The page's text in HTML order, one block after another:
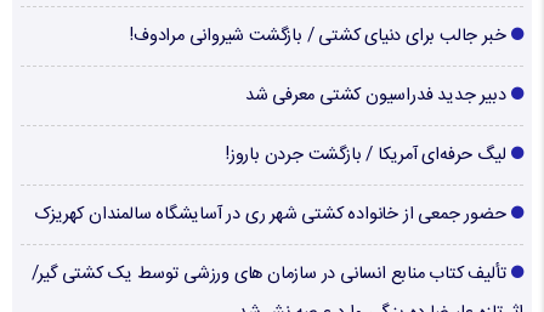
خبر جالب برای دنیای کشتی / بازگشت شیروانی مرادوف!
دبیر جدید فدراسیون کشتی معرفی شد
لیگ حرفه‌ای آمریکا / بازگشت جردن باروز!
حضور جمعی از خانواده کشتی شهر ری در آسایشگاه سالمندان کهریزک
تألیف کتاب منابع انسانی در سازمان های ورزشی توسط یک کشتی گیر/